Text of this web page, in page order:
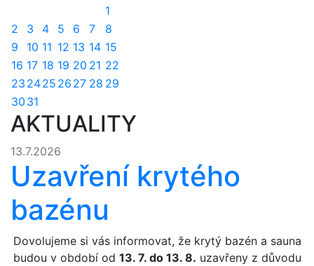
1
2
3 4 5 6 7
8
9
10 11 12 13 14 15
16 17 18 19 20 21 22
23 2425 26 27 28 29
30 31
AKTUALITY
13.7.2026
Uzavření krytého
bazénu
Dovolujeme si vás informovat, že krytý bazén a sauna
budou v období od 13. 7. do 13. 8. uzavřeny z důvodu